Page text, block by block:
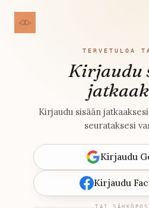
TERVETULOA
Kirjaudu
Kirjaudu sisään
seurataksesi
Kirjaudu
Kirjaudu
TAI